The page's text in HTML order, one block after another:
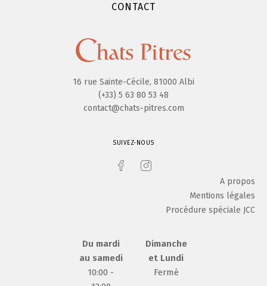
CONTACT
SUIVEZ-NOUS
16 rue Sainte-Cécile, 81000 Albi
(+33) 5 63 80 53 48
contact@chats-pitres.com
A propos
Mentions légales
Procédure spéciale JCC
Du mardi
au samedi
10:00 -
Dimanche
et Lundi
Fermé